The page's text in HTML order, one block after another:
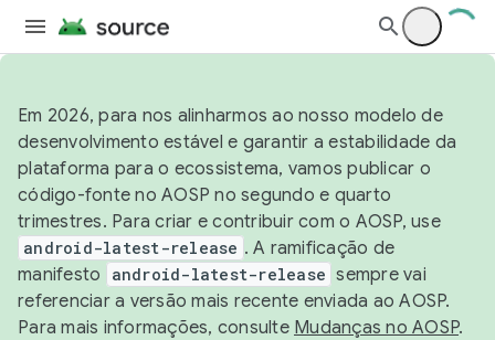
Em 2026, para nos alinharmos ao nosso modelo de
desenvolvimento estável e garantir a estabilidade da
plataforma para o ecossistema, vamos publicar o
código-fonte no AOSP no segundo e quarto
trimestres. Para criar e contribuir com o AOSP, use
android-latest-release . A ramificação de
manifesto
android-latest-release sempre vai
referenciar a versão mais recente enviada ao AOSP.
Para mais informações, consulte Mudanças no AOSP.